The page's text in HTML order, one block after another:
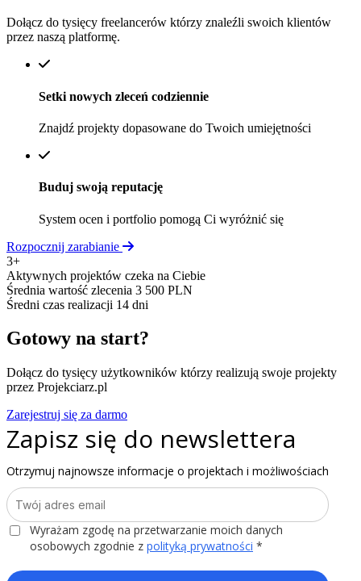
Dołącz do tysięcy freelancerów którzy znaleźli swoich klientów
przez naszą platformę.
Setki nowych zleceń codziennie
Znajdź projekty dopasowane do Twoich umiejętności
Buduj swoją reputację
System ocen i portfolio pomogą Ci wyróżnić się
Rozpocznij zarabianie
3+
Aktywnych projektów czeka na Ciebie
Średnia wartość zlecenia 3 500 PLN
Średni czas realizacji 14 dni
Gotowy na start?
Dołącz do tysięcy użytkowników którzy realizują swoje projekty
przez Projekciarz.pl
Zarejestruj się za darmo
Zapisz się do newslettera
Otrzymuj najnowsze informacje o projektach i możliwościach
Wyrażam zgodę na przetwarzanie moich danych
osobowych zgodnie z polityką prywatności *